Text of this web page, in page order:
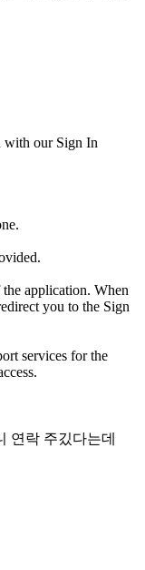
with our Sign In
application. When
you to the Sign
services for the
연락 주깄다는데